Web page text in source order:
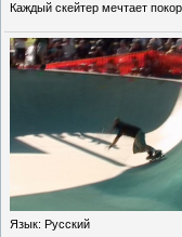
Каждый скейтер мечтает
Язык: Русский